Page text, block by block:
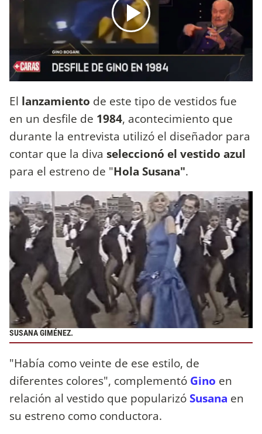
El lanzamiento de este tipo de vestidos fue
en un desfile de 1984, acontecimiento que
durante la entrevista utilizó el diseñador para
contar que la diva seleccionó el vestido azul
para el estreno de "Hola Susana".
SUSANA GIMÉNEZ.
"Había como veinte de ese estilo, de
diferentes colores", complementó Gino en
relación al vestido que popularizóSusana en
su estreno como conductora.